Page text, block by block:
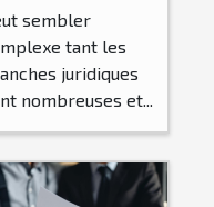
pour votre
situation ?
sembler
tant les
juridiques
nombreuses et...